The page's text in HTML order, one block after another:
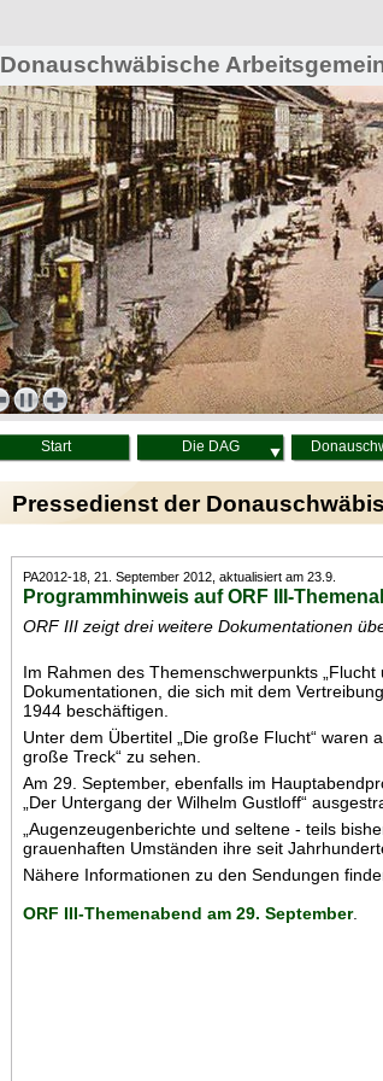
Haus der Heimat, Wien
Donauschwäbische
Start Die DAG
Pressedienst der
PA2012-18, 21. September 2012, aktualisiert am 23.9.
Programmhinweis auf ORF III-
ORF III zeigt drei weitere Dokumentationen
Im Rahmen des Themenschwerpunkts
Dokumentationen, die sich mit dem
1944 beschäftigen.
Unter dem Übertitel „Die große Flucht“ waren
große Treck“ zu sehen.
Am 29. September, ebenfalls im
„Der Untergang der Wilhelm Gustloff“
„Augenzeugenberichte und seltene - teils
grauenhaften Umständen ihre seit
Nähere Informationen zu den Sendungen
ORF III-Themenabend am 29. September.